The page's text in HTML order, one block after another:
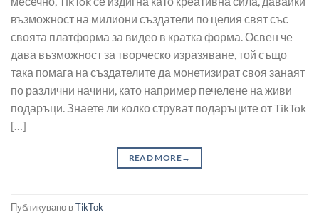
възможност на милиони създатели по целия свят със
своята платформа за видео в кратка форма. Освен че
дава възможност за творческо изразяване, той също
така помага на създателите да монетизират своя занаят
по различни начини, като например печелене на живи
подаръци. Знаете ли колко струват подаръците от TikTok
[…]
READ MORE→
Публикувано вTikTok